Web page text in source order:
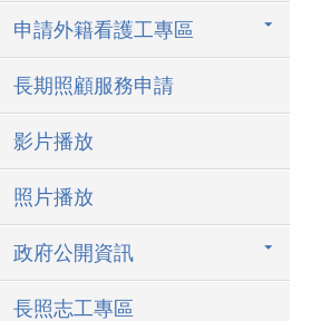
申請外籍看護工專區
長期照顧服務申請
影片播放
照片播放
政府公開資訊
長照志工專區